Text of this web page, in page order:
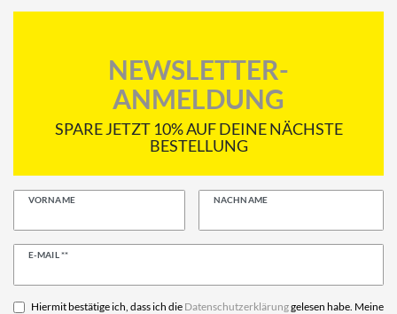
NEWSLETTER-
ANMELDUNG
SPARE JETZT 10% AUF DEINE NÄCHSTE
BESTELLUNG
VORNAME NACHNAME
E-MAIL **
Newsletter
Hiermit bestätige ich, dass ich die Daten­schutz­erklärunggelesen habe. Meine